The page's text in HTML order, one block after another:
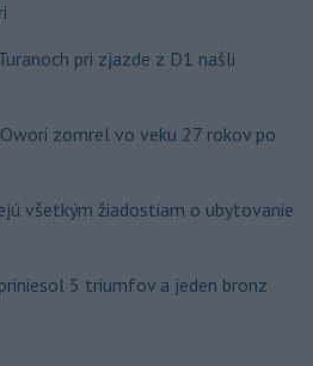
pri zjazde z D1 našli
zomrel vo veku 27 rokov po
všetkým žiadostiam o ubytovanie
5 triumfov a jeden bronz